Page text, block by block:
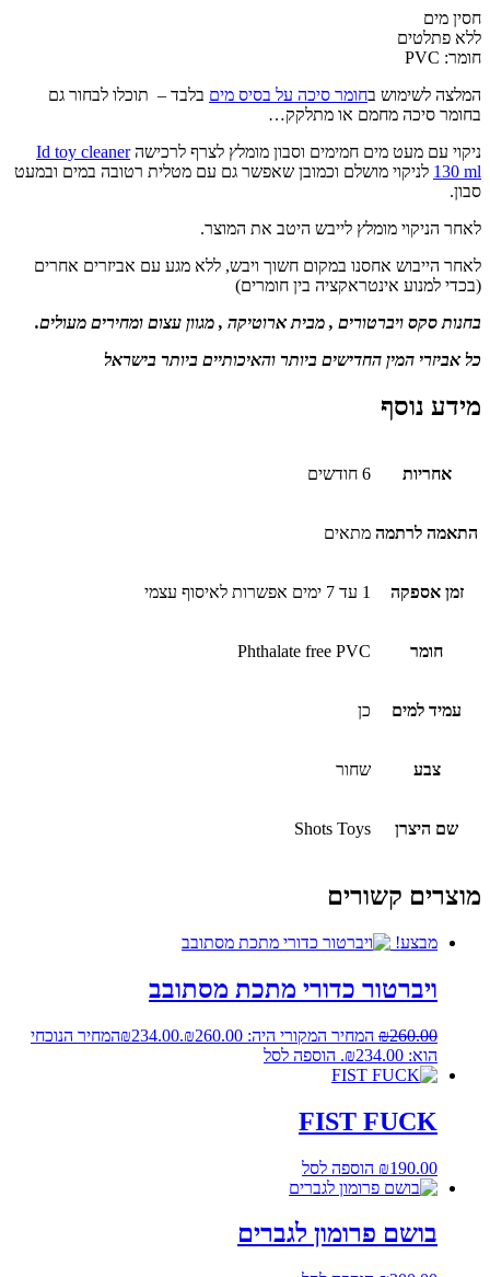
חסין מים
ללא פתלטים
חומר: PVC
המלצה לשימוש בחומר סיכה על בסיס מים בלבד – תוכלו לבחור גם
בחומר סיכה מחמם או מתלקק…
ניקוי עם מעט מים חמימים וסבון מומלץ לצרף לרכישהId toy cleaner
130 ml לניקוי מושלם וכמובן שאפשר גם עם מטלית רטובה במים ובמעט
סבון.
לאחר הניקוי מומלץ לייבש היטב את המוצר.
לאחר הייבוש אחסנו במקום חשוך ויבש, ללא מגע עם אביזרים אחרים
(בכדי למנוע אינטראקציה בין חומרים)
בחנות סקס ויברטורים , מבית ארוטיקה , מגוון עצום ומחירים מעולים.
כל אביזרי המין החדישים ביותר והאיכותיים ביותר בישראל
מידע נוסף
אחריות 6 חודשים
התאמה לרתמה מתאים
זמן אספקה 1 עד 7 ימים אפשרות לאיסוף עצמי
חומר Phthalate free PVC
עמיד למים כן
צבע שחור
שם היצרן Shots Toys
מוצרים קשורים
מבצע!
ויברטור כדורי מתכת מסתובב
₪260.00 המחיר המקורי היה: ₪260.00. ₪234.00
המחיר הנוכחי
הוא: ₪234.00.
הוספה לסל
FIST FUCK
₪190.00 הוספה לסל
בושם פרומון לגברים